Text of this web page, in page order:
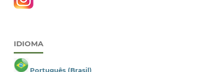
IDIOMA
Português (Brasil)